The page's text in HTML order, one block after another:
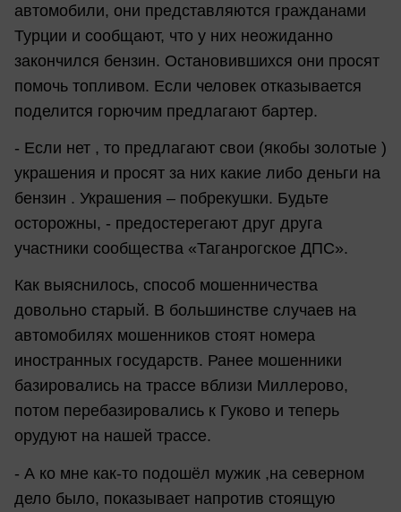
автомобили, они представляются гражданами
Турции и сообщают, что у них неожиданно
закончился бензин. Остановившихся они просят
помочь топливом. Если человек отказывается
поделится горючим предлагают бартер.
- Если нет , то предлагают свои (якобы золотые )
украшения и просят за них какие либо деньги на
бензин . Украшения – побрекушки. Будьте
осторожны, - предостерегают друг друга
участники сообщества «Таганрогское ДПС».
Как выяснилось, способ мошенничества
довольно старый. В большинстве случаев на
автомобилях мошенников стоят номера
иностранных государств. Ранее мошенники
базировались на трассе вблизи Миллерово,
потом перебазировались к Гуково и теперь
орудуют на нашей трассе.
- А ко мне как-то подошёл мужик ,на северном
дело было, показывает напротив стоящую